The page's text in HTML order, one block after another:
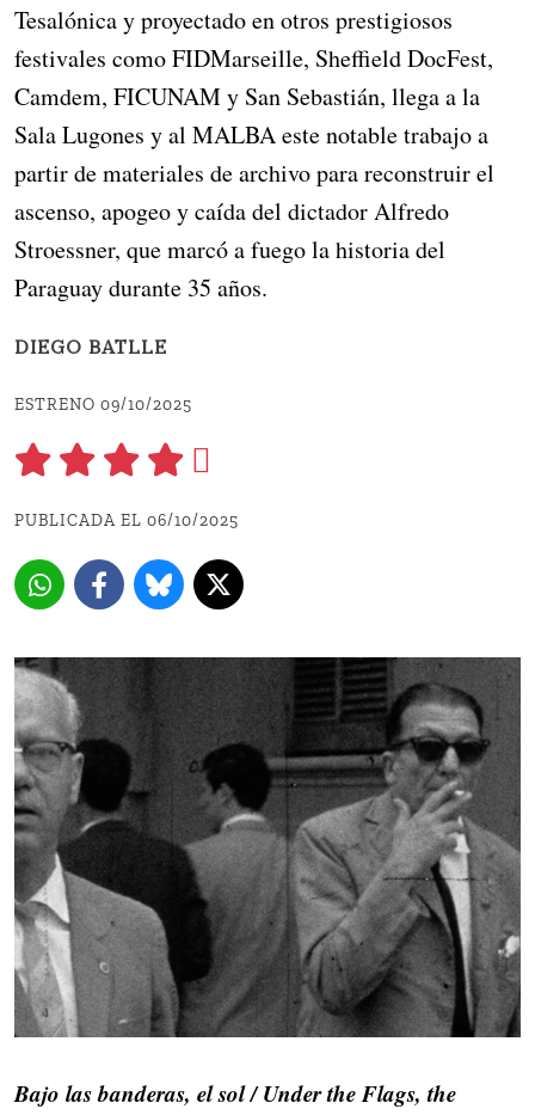
Tesalónica y proyectado en otros prestigiosos
festivales como FIDMarseille, Sheffield DocFest,
Camdem, FICUNAM y San Sebastián, llega a la
Sala Lugones y al MALBA este notable trabajo a
partir de materiales de archivo para reconstruir el
ascenso, apogeo y caída del dictador Alfredo
Stroessner, que marcó a fuego la historia del
Paraguay durante 35 años.
DIEGO BATLLE
ESTRENO 09/10/2025
PUBLICADA EL 06/10/2025
Bajo las banderas, el sol / Under the Flags, the